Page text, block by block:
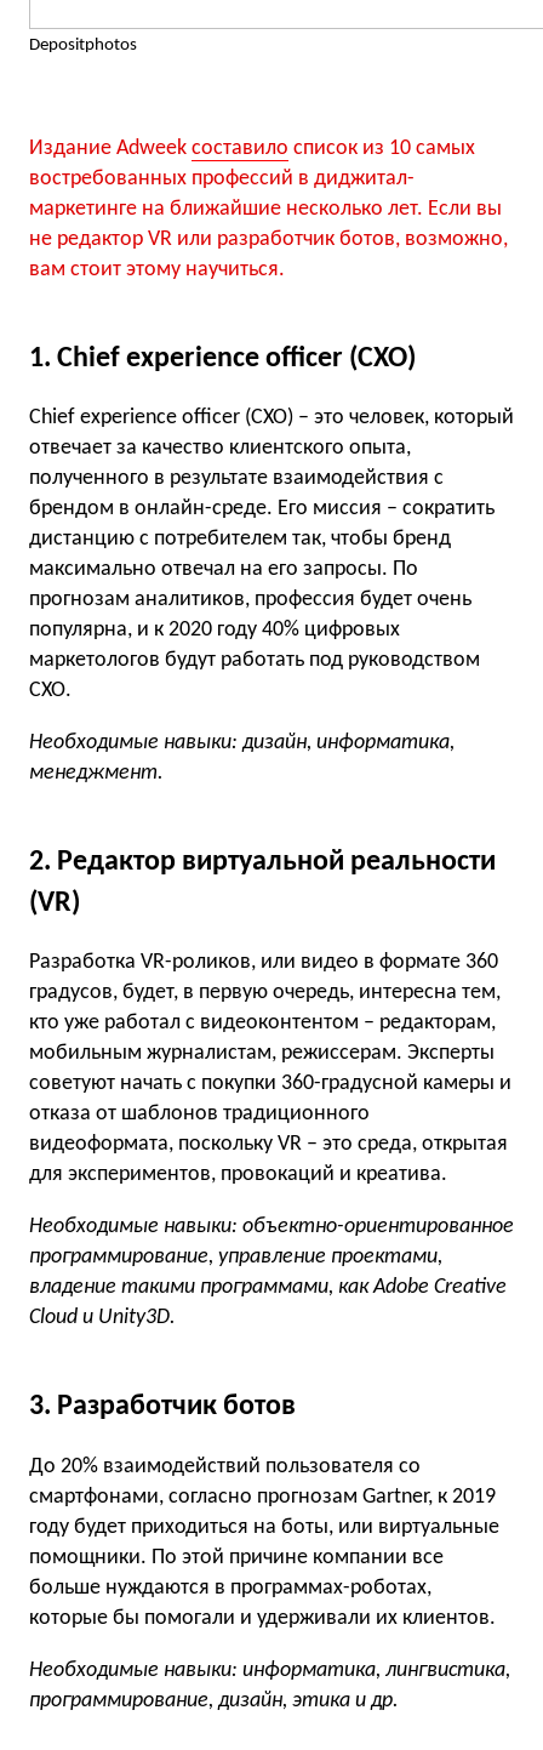
Depositphotos
Издание Adweek составило список из 10 самых
востребованных профессий в диджитал-
маркетинге на ближайшие несколько лет. Если вы
не редактор VR или разработчик ботов, возможно,
вам стоит этому научиться.
1. Chief experience officer (CXO)
Chief experience officer (CXO) – это человек, который
отвечает за качество клиентского опыта,
полученного в результате взаимодействия с
брендом в онлайн-среде. Его миссия – сократить
дистанцию с потребителем так, чтобы бренд
максимально отвечал на его запросы. По
прогнозам аналитиков, профессия будет очень
популярна, и к 2020 году 40% цифровых
маркетологов будут работать под руководством
CXO.
Необходимые навыки: дизайн, информатика,
менеджмент.
2. Редактор виртуальной реальности
(VR)
Разработка VR-роликов, или видео в формате 360
градусов, будет, в первую очередь, интересна тем,
кто уже работал с видеоконтентом – редакторам,
мобильным журналистам, режиссерам. Эксперты
советуют начать с покупки 360-градусной камеры и
отказа от шаблонов традиционного
видеоформата, поскольку VR – это среда, открытая
для экспериментов, провокаций и креатива.
Необходимые навыки: объектно-ориентированное
программирование, управление проектами,
владение такими программами, как Adobe Creative
Cloud и Unity3D.
3. Разработчик ботов
До 20% взаимодействий пользователя со
смартфонами, согласно прогнозам Gartner, к 2019
году будет приходиться на боты, или виртуальные
помощники. По этой причине компании все
больше нуждаются в программах-роботах,
которые бы помогали и удерживали их клиентов.
Необходимые навыки: информатика, лингвистика,
программирование, дизайн, этика и др.